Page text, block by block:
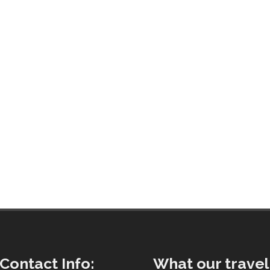
Info: What our